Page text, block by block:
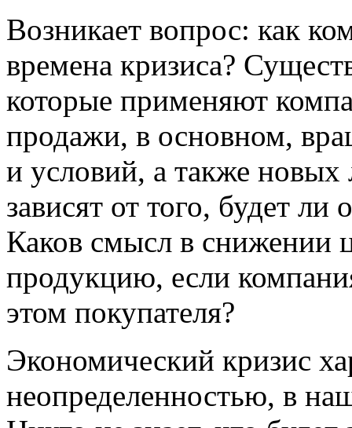
Возникает вопрос: как
времена кризиса?
которые применяют
продажи, в основном,
и условий, а также
зависят от того, будет ли
Каков смысл в
продукцию, если
этом покупателя?
Экономический кризис
неопределенностью, в